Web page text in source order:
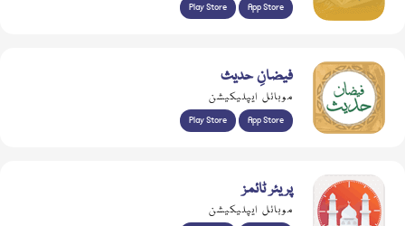
Play Store App Store
فیضانِ حدیث
موبائل ایپلیکیشن
Play Store App Store
پریئر ٹائمز
موبائل ایپلیکیشن